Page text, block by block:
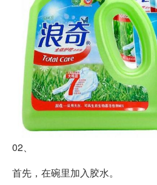
02、
首先，在碗里加入胶水。